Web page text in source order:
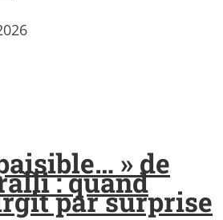
» de
: quand
par surprise